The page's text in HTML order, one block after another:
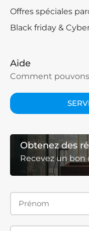
Offres spéciales
Black friday &
Aide
Comment
Obtenez des
Recevez un